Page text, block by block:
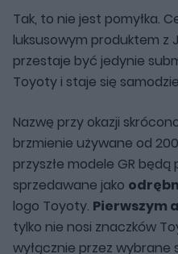
Tak, to nie jest pomyłka.
luksusowym produktem z
przestaje być jedynie
Toyoty i staje się
Nazwę przy okazji
brzmienie używane od
przyszłe modele GR
sprzedawane jako
logo Toyoty. Pierwszym
tylko nie nosi znaczków
wyłącznie przez wybrane